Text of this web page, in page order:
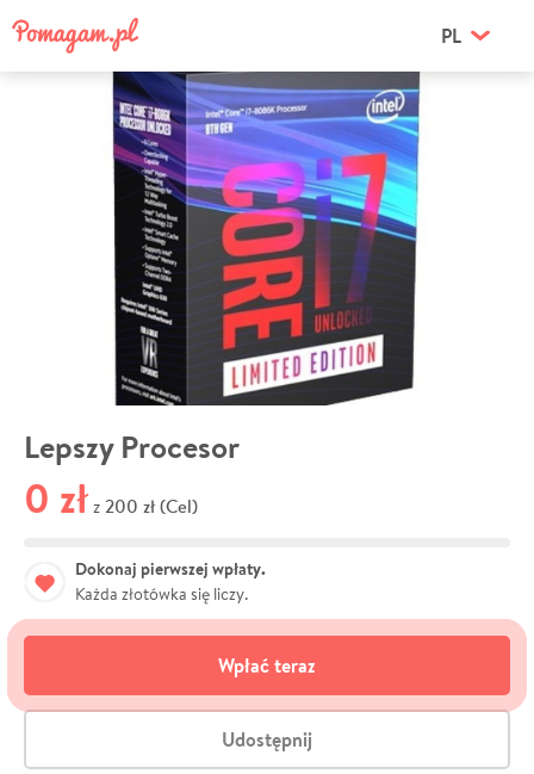
PL
Lepszy Procesor
0 zł z 200 zł (Cel)
Dokonaj pierwszej wpłaty.
Każda złotówka się liczy.
Wpłać teraz
Udostępnij